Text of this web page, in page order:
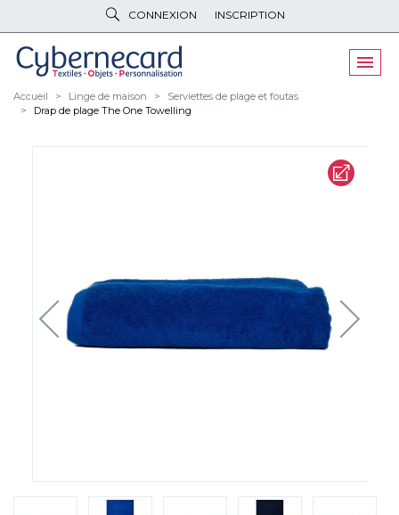
CONNEXION INSCRIPTION
VÊTEMENTSDE TRAVAIL
VÊTEMENTS D'IMAGE
NOUVEAUTÉS
RESPONSABLE
Accueil Linge de maison
Serviettes de plage et foutas
Drap de plage The One Towelling